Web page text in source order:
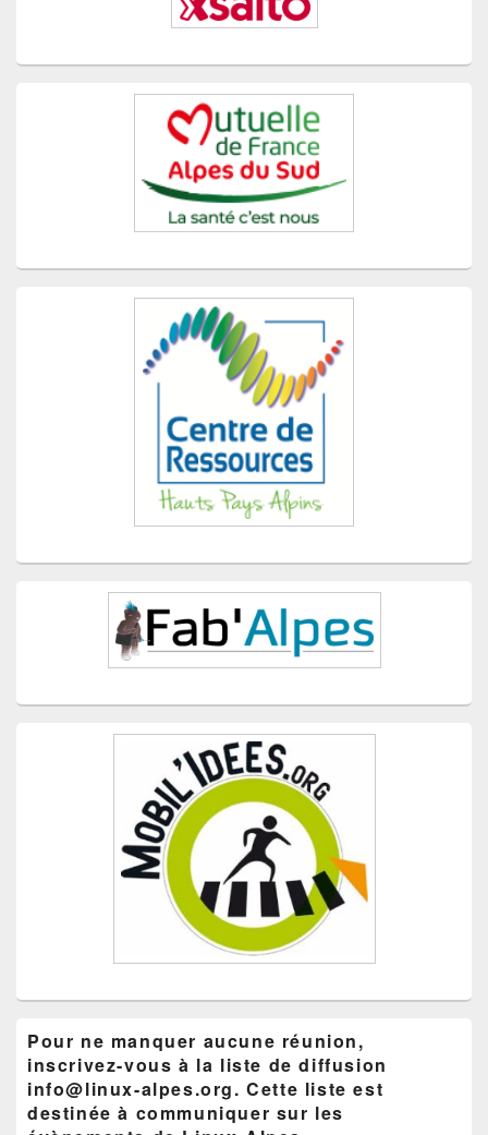
Pour ne manquer aucune réunion,
inscrivez-vous à la liste de diffusion
info@linux-alpes.org. Cette liste est
destinée à communiquer sur les